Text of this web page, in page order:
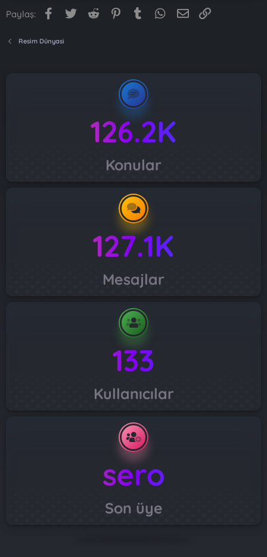
Paylaş: Facebook
Twitter Reddit PinterestTumblr WhatsApp
E-posta
Resim Dünyasi
126.2K
Konular
127.1K
Mesajlar
133
Kullanıcılar
sero
Son üye